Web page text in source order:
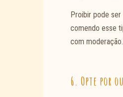
Proibir pode
comendo esse
com moderação.
6. Opte por